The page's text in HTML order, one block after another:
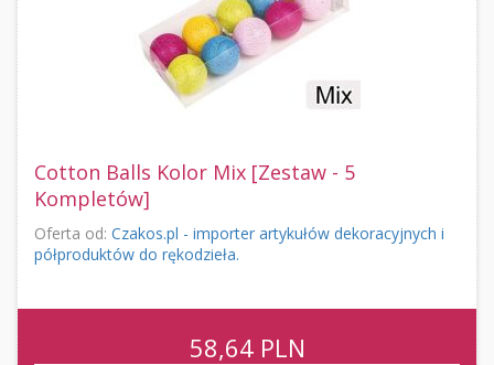
Cotton Balls Kolor Mix [Zestaw - 5
Kompletów]
Oferta od: Czakos.pl - importer artykułów dekoracyjnych i
półproduktów do rękodzieła.
58,64 PLN